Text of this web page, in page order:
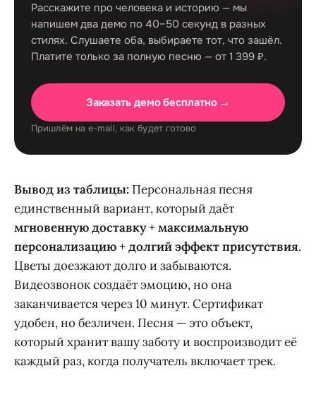
Расскажите про человека и историю — мы
напишем два демо по 40–50 секунд в разных
стилях. Слушаете оба, выбираете тот, что зашёл.
Платите только за полную песню — от 1 399 ₽.
Заказать демо бесплатно →
Пришлём на e-mail, как будет готово
Вывод из таблицы: Персональная песня
единственный вариант, который даёт
мгновенную доставку + максимальную
персонализацию + долгий эффект присутствия.
Цветы доезжают долго и забываются.
Видеозвонок создаёт эмоцию, но она
заканчивается через 10 минут. Сертификат
удобен, но безличен. Песня — это объект,
который хранит вашу заботу и воспроизводит её
каждый раз, когда получатель включает трек.